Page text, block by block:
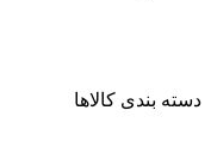
دسته بندی کالاها